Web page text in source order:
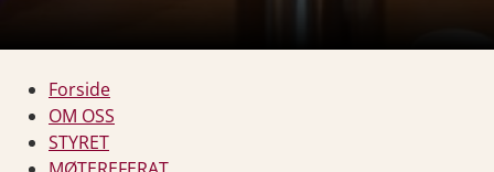
Forside
OM OSS
STYRET